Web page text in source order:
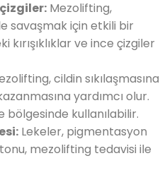
çizgiler: Mezolifting,
savaşmak için etkili bir
kırışıklıklar ve ince çizgiler
cildin sıkılaşmasına
yardımcı olur.
bölgesinde kullanılabilir.
Lekeler, pigmentasyon
mezolifting tedavisi ile